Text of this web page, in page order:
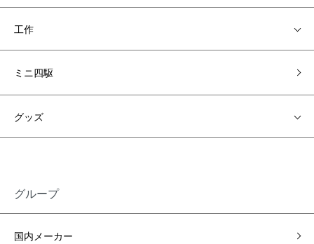
工作
ミニ四駆
グッズ
グループ
国内メーカー